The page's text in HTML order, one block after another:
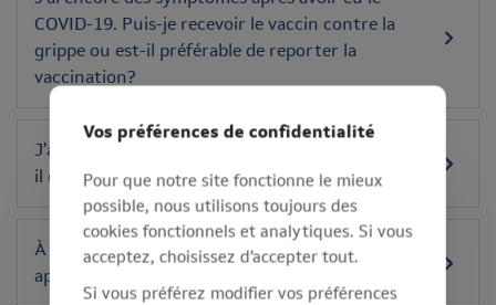
COVID-19. Puis-je recevoir le vaccin contre la
grippe ou est-il préférable de reporter la
vaccination?
J’ai eu le COVID-19. Le vaccin contre la grippe est-
il encore efficace?
À qui la 'nouvelle périodicité' n’est-elle pas
applicable?
Vos préférences de confidentialité
Pour que notre site fonctionne le mieux
possible, nous utilisons toujours des
cookies fonctionnels et analytiques. Si vous
acceptez, choisissez d’accepter tout.
Si vous préférez modifier vos préférences